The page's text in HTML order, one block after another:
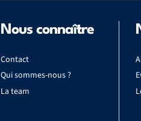
Nous connaître
Contact
Qui sommes-nous ?
La team